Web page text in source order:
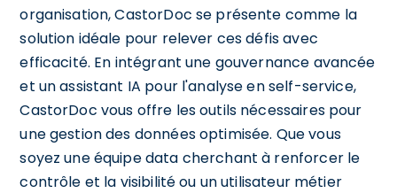
organisation, CastorDoc se présente comme la
solution idéale pour relever ces défis avec
efficacité. En intégrant une gouvernance avancée
et un assistant IA pour l'analyse en self-service,
CastorDoc vous offre les outils nécessaires pour
une gestion des données optimisée. Que vous
soyez une équipe data cherchant à renforcer le
contrôle et la visibilité ou un utilisateur métier